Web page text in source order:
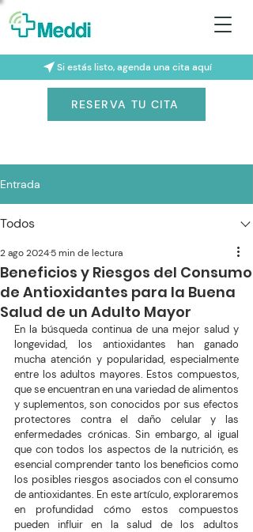
Si estás listo, agenda una cita aquí
RESERVA TU CITA
Entrada
Todos
Beneficios y Riesgos del Consumo
de Antioxidantes para la Buena
Salud de un Adulto Mayor
2 ago 20245 min de lectura
En la búsqueda continua de una mejor salud y
longevidad, los antioxidantes han ganado
mucha atención y popularidad, especialmente
entre los adultos mayores. Estos compuestos,
que se encuentran en una variedad de alimentos
y suplementos, son conocidos por sus efectos
protectores contra el daño celular y las
enfermedades crónicas. Sin embargo, al igual
que con todos los aspectos de la nutrición, es
esencial comprender tanto los beneficios como
los posibles riesgos asociados con el consumo
de antioxidantes. En este artículo, exploraremos
en profundidad cómo estos compuestos
pueden influir en la salud de los adultos